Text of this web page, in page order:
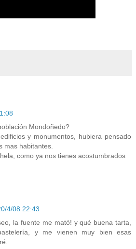
Mondoñedo?
y monumentos, hubiera pensado
mas habitantes.
como ya nos tienes acostumbrados
4/08 22:43
la fuente me mató! y qué buena tarta,
y me vienen muy bien esas